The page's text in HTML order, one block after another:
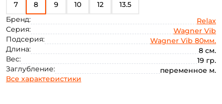
7
8 9 10 12
13.5
Бренд:
Relax
Серия:
Wagner Vib
Подсерия:
Wagner Vib 80мм.
Длина:
8 см.
Вес:
19 гр.
Заглубление:
переменное м.
Все характеристики